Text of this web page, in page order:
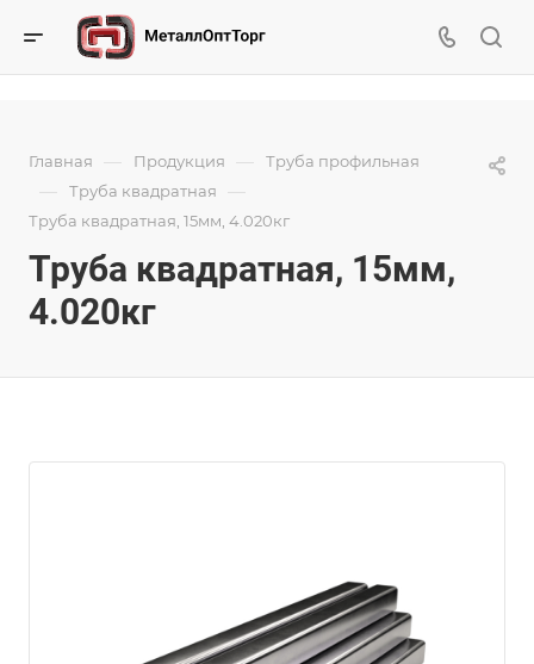
Главная — Продукция — Труба профильная
— Труба квадратная —
Труба квадратная, 15мм, 4.020кг
Труба квадратная, 15мм,
4.020кг